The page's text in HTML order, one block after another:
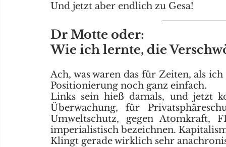
Und jetzt aber endlich zu Gesa!
Dr Motte oder:
Wie ich lernte, die
Ach, was waren das für Zeiten, als
Positionierung noch ganz einfach.
Links sein hieß damals, und jetzt
Überwachung, für
Umweltschutz, gegen Atomkraft,
imperialistisch bezeichnen.
Klingt gerade wirklich sehr